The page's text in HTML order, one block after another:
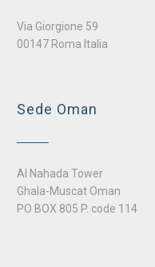
Via Giorgione 59
00147 Roma Italia
Sede Oman
Al Nahada Tower
Ghala-Muscat Oman
PO BOX 805 P. code 114